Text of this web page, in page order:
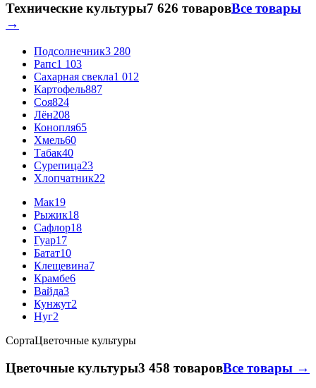
Технические культуры7 626 товаровВсе товары
→
Подсолнечник3 280
Рапс1 103
Сахарная свекла1 012
Картофель887
Соя824
Лён208
Конопля65
Хмель60
Табак40
Сурепица23
Хлопчатник22
Мак19
Рыжик18
Сафлор18
Гуар17
Батат10
Клещевина7
Крамбе6
Вайда3
Кунжут2
Нуг2
СортаЦветочные культуры
Цветочные культуры3 458 товаровВсе товары →